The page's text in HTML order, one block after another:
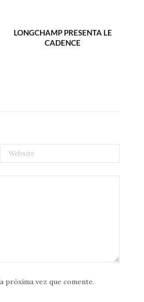
LONGCHAMP PRESENTA LE
CADENCE
próxima vez que comente.